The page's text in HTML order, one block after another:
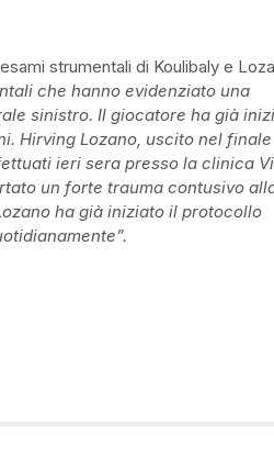
strumentali di Koulibaly e
che hanno evidenziato una
sinistro. Il giocatore ha già
Hirving Lozano, uscito nel
ieri sera presso la clinica
un forte trauma contusivo
ha già iniziato il protocollo